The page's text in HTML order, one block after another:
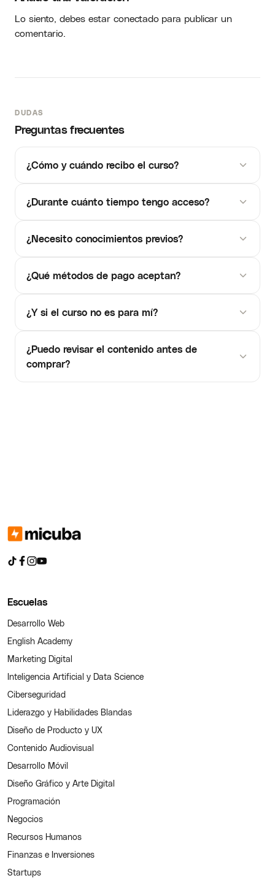
Lo siento, debes estarconectadopara publicar un
comentario.
DUDAS
Preguntas frecuentes
¿Cómo y cuándo recibo el curso?
¿Durante cuánto tiempo tengo acceso?
¿Necesito conocimientos previos?
¿Qué métodos de pago aceptan?
¿Y si el curso no es para mí?
¿Puedo revisar el contenido antes de
comprar?
Escuelas
Desarrollo Web
English Academy
Marketing Digital
Inteligencia Artificial y Data Science
Ciberseguridad
Liderazgo y Habilidades Blandas
Diseño de Producto y UX
Contenido Audiovisual
Desarrollo Móvil
Diseño Gráfico y Arte Digital
Programación
Negocios
Recursos Humanos
Finanzas e Inversiones
Startups